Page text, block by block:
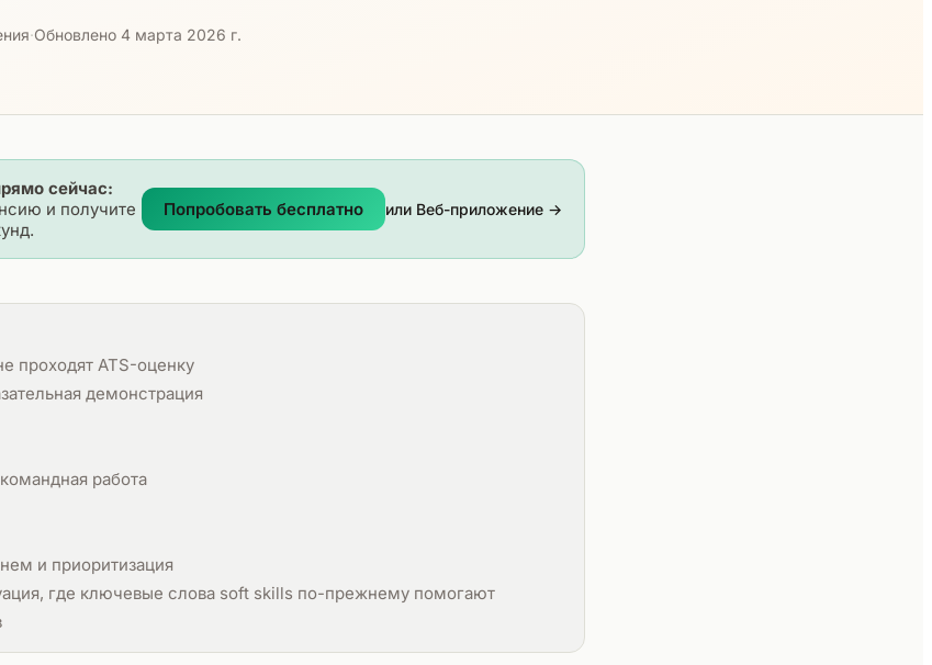
·Обновлено 4 марта 2026 г.
сейчас:
и получите
Попробовать бесплатно или Веб-приложение →
проходят ATS-оценку
демонстрация
работа
и приоритизация
где ключевые слова soft skills по-прежнему помогают